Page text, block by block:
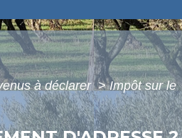
à déclarer> Impôt sur le